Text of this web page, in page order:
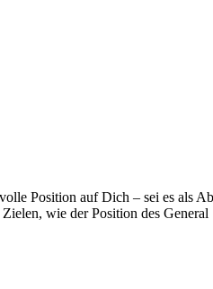
Position auf Dich – sei es als
wie der Position des General